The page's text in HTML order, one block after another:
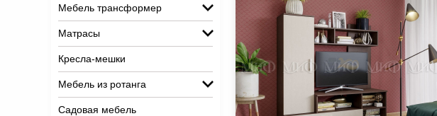
Мебель трансформер
Матрасы
Кресла-мешки
Мебель из ротанга
Садовая мебель